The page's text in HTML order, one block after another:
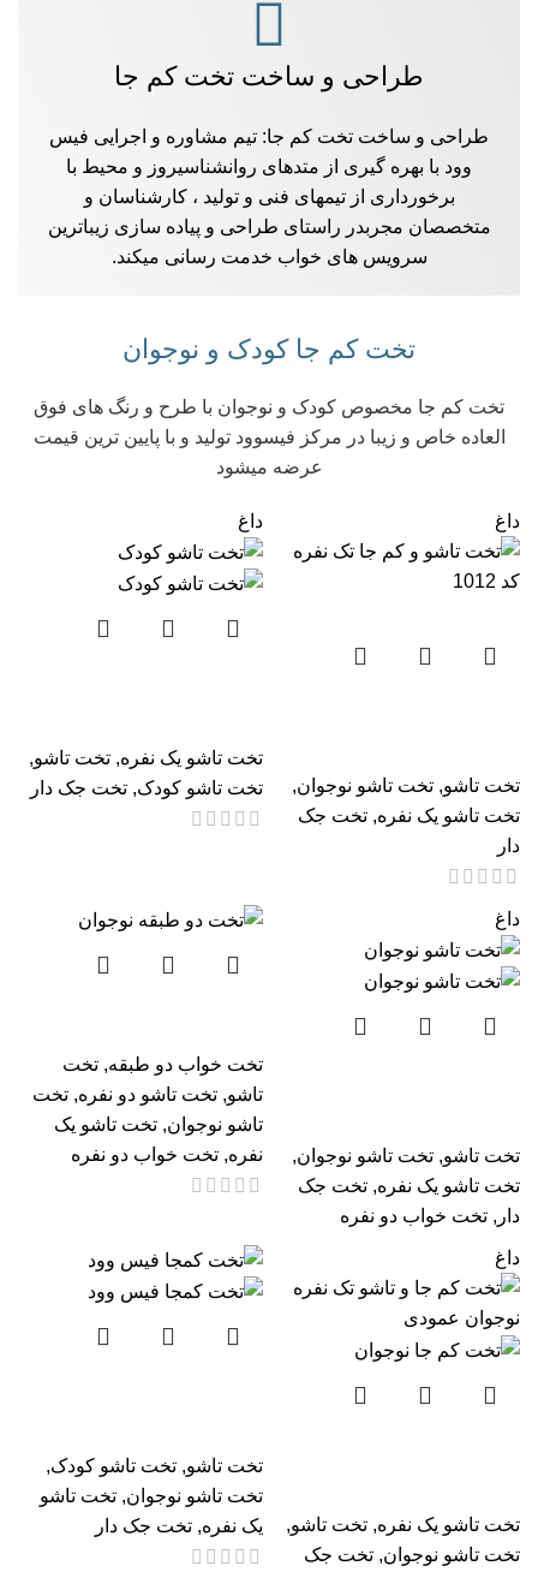
طراحی و ساخت تخت کم جا
طراحی و ساخت تخت کم جا: تیم مشاوره و اجرایی فیس
وود با بهره گیری از متدهای روانشناسیروز و محیط با
برخورداری از تیمهای فنی و تولید ، کارشناسان و
متخصصان مجربدر راستای طراحی و پیاده سازی زیباترین
سرویس های خواب خدمت رسانی میکند.
تخت کم جا کودک و نوجوان
تخت‌ کم جا مخصوص کودک و نوجوان با طرح و رنگ های فوق
العاده خاص و زیبا در مرکز فیسوود تولید و با پایین ترین قیمت
عرضه میشود
داغ
تخت تاشو, تخت تاشو نوجوان,
تخت تاشو یک نفره, تخت جک
دار
داغ
تخت تاشو یک نفره, تخت تاشو,
تخت تاشو کودک, تخت جک دار
داغ
تخت تاشو, تخت تاشو نوجوان,
تخت تاشو یک نفره, تخت جک
دار , تخت خواب دو نفره
تخت خواب دو طبقه, تخت
تاشو, تخت تاشو دو نفره, تخت
تاشو نوجوان, تخت تاشو یک
نفره, تخت خواب دو نفره
داغ
تخت تاشو یک نفره, تخت تاشو,
تخت تاشو نوجوان, تخت جک
تخت تاشو, تخت تاشو کودک,
تخت تاشو نوجوان, تخت تاشو
یک نفره, تخت جک دار